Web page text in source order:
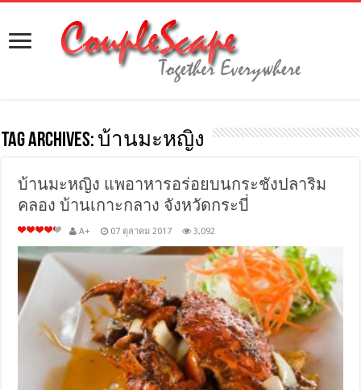
Tag Archives: บ้านมะหญิง
บ้านมะหญิง แพอาหารอร่อยบนกระชังปลาริม
คลอง บ้านเกาะกลาง จังหวัดกระบี่
A+ 07 ตุลาคม 2017 3,092